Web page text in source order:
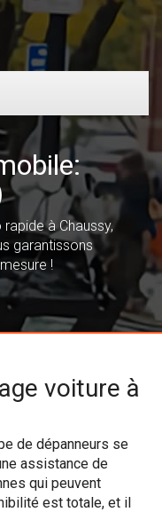
à Chaussy,
garantissons
!
voiture à
de dépanneurs se
assistance de
qui peuvent
est totale, et il